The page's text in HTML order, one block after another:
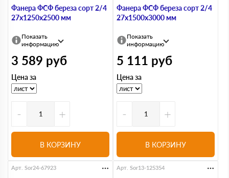
Фанера ФСФ береза сорт 2/4
27х1250х2500 мм
Показать
информацию
3 589 руб
Цена за
- +
В КОРЗИНУ
Фанера ФСФ береза сорт 2/4
27х1500х3000 мм
Показать
информацию
5 111 руб
Цена за
- +
В КОРЗИНУ
Арт. Sor24-67923 Арт. Sor13-125354